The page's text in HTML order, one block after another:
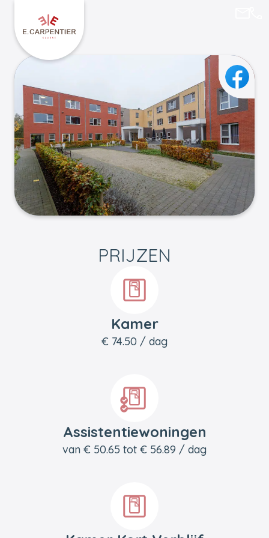
Keer terug naar E. Carpentier
PRIJZEN
Kamer
€ 74.50 / dag
Assistentiewoningen
van € 50.65 tot € 56.89 / dag